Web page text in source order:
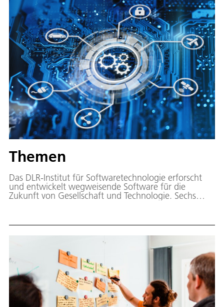
Themen
Das DLR-Institut für Softwaretechnologie erforscht
und entwickelt wegweisende Software für die
Zukunft von Gesellschaft und Technologie. Sechs